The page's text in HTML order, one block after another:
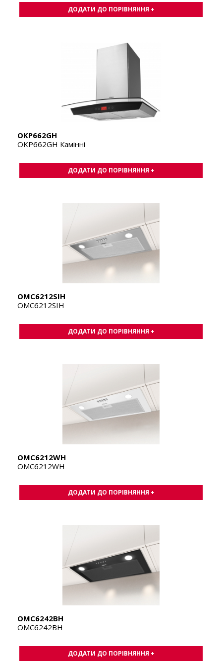
ДОДАТИ ДО ПОРІВНЯННЯ +
OKP662GH
OKP662GH Камінні
ДОДАТИ ДО ПОРІВНЯННЯ +
OMC6212SIH
OMC6212SIH
ДОДАТИ ДО ПОРІВНЯННЯ +
OMC6212WH
OMC6212WH
ДОДАТИ ДО ПОРІВНЯННЯ +
OMC6242BH
OMC6242BH
ДОДАТИ ДО ПОРІВНЯННЯ +